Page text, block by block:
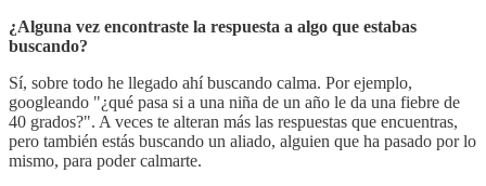
¿Alguna vez encontraste la respuesta a algo que estabas
buscando?
Sí, sobre todo he llegado ahí buscando calma. Por ejemplo,
googleando "¿qué pasa si a una niña de un año le da una fiebre de
40 grados?". A veces te alteran más las respuestas que encuentras,
pero también estás buscando un aliado, alguien que ha pasado por lo
mismo, para poder calmarte.